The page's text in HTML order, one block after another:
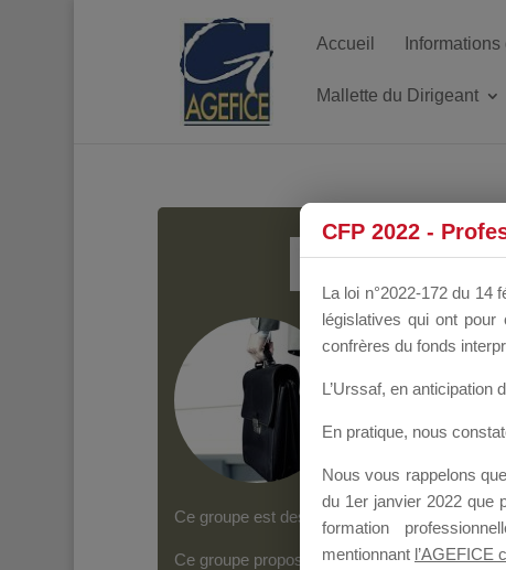
Accueil
Mallette du Dirigeant
Groupe Public il y a
Ce groupe est destiné aux Organismes de
Ce groupe propose un forum dédié au
CFP 2022 -
La loi n°2022-172 du 14
législatives qui ont
confrères du fonds
L’Urssaf, en anticipation
En pratique, nous
Nous vous rappelons
du 1er janvier 2022 que
formation
mentionnant l’AGEFICE